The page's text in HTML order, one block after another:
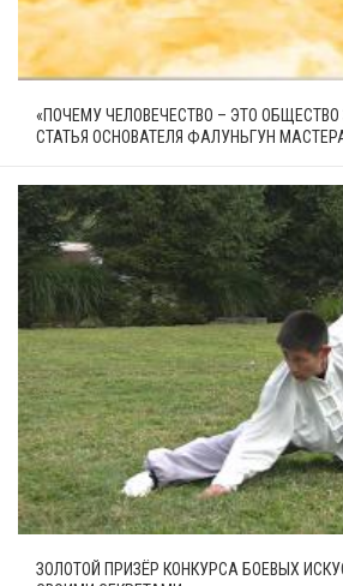
«ПОЧЕМУ ЧЕЛОВЕЧЕСТВО – ЭТО
СТАТЬЯ ОСНОВАТЕЛЯ ФАЛУНЬГУН
ЗОЛОТОЙ ПРИЗЁР КОНКУРСА БОЕВЫХ